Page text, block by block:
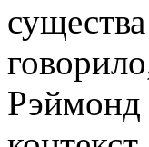
Рэймонд